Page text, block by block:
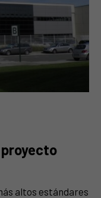
altos estándares